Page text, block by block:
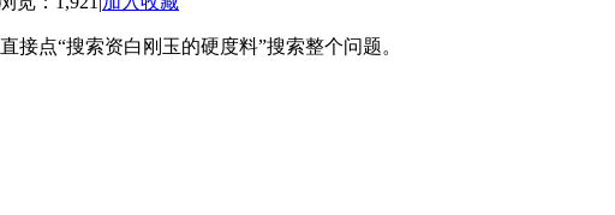
点“搜索资白刚玉的硬度料”搜索整个问题。